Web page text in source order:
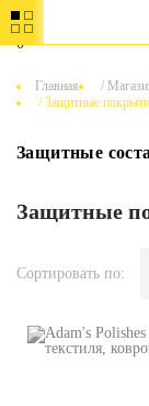
0
Главная /
/Защитные
Защитные
Защитные
Сортировать по: